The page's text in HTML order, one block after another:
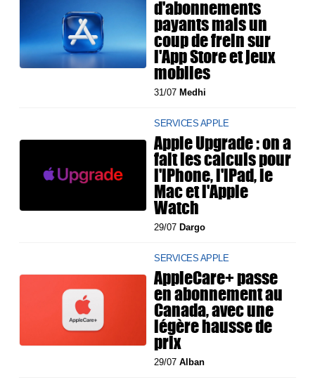
d'abonnements
payants mais un
coup de frein sur
l'App Store et jeux
mobiles
31/07 Medhi
SERVICES APPLE
Apple Upgrade : on a
fait les calculs pour
l'iPhone, l'iPad, le
Mac et l'Apple
Watch
29/07 Dargo
SERVICES APPLE
AppleCare+ passe
en abonnement au
Canada, avec une
légère hausse de
prix
29/07Alban